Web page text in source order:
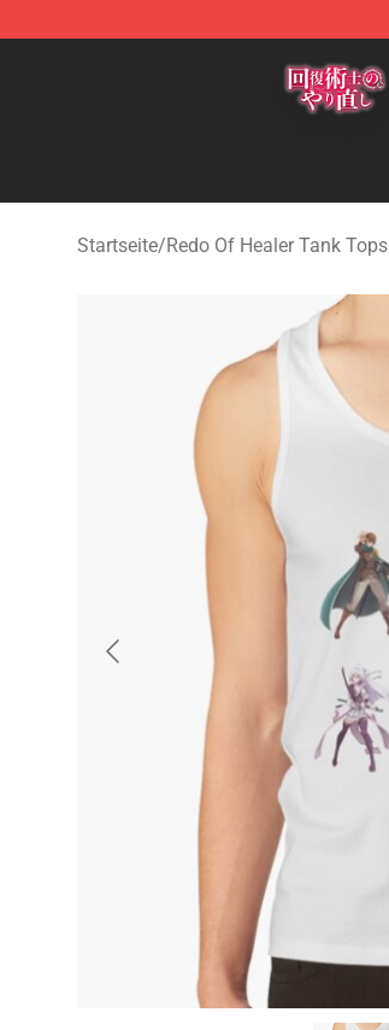
Startseite/Redo Of Healer Tank Tops